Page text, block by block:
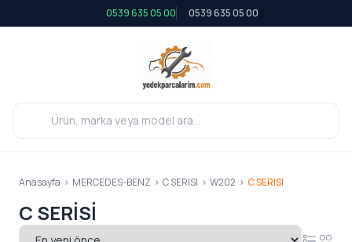
0539 635 05 00 0539 635 05 00
Anasayfa > MERCEDES-BENZ > C SERISI > W202 > C SERISI
C SERISI